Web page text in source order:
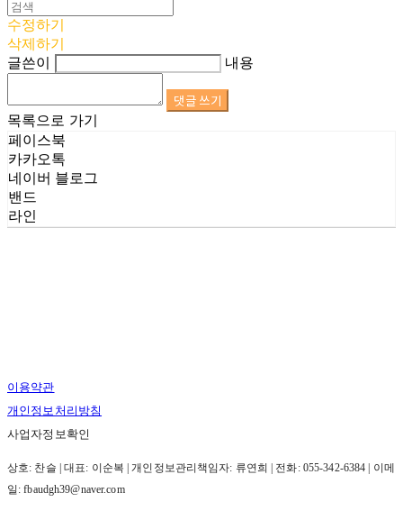
수정하기
삭제하기
글쓴이
내용
댓글 쓰기
목록으로 가기
페이스북
카카오톡
네이버 블로그
밴드
라인
이용약관
개인정보처리방침
사업자정보확인
상호: 찬슬 | 대표: 이순복 | 개인정보관리책임자: 류연희 | 전화: 055-342-6384 | 이메
일: fbaudgh39@naver.com